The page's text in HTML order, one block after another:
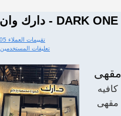
دارك وان - DARK ONE
105 تقييمات العملاء
24 تعليقات المستخدمين
مقهى
كافيه
مقهى